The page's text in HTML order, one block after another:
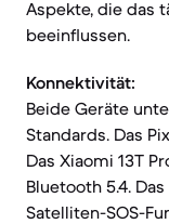
Aspekte, die das
beeinflussen.
Konnektivität:
Beide Geräte
Standards. Das
Das Xiaomi 13T
Bluetooth 5.4.
Satelliten-SOS-